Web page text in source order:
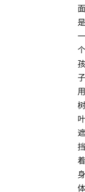
面
是
一
个
孩
子
用
树
叶
遮
挡
着
身
体